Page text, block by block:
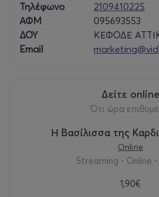
Τηλέφωνο
2109410225
ΑΦΜ
095693553
ΔΟΥ
ΚΕΦΟΔΕ
Email
δείτε online
ότι ώρα
Η Βασίλισσα της
Online
Streaming - Online -
1,90€